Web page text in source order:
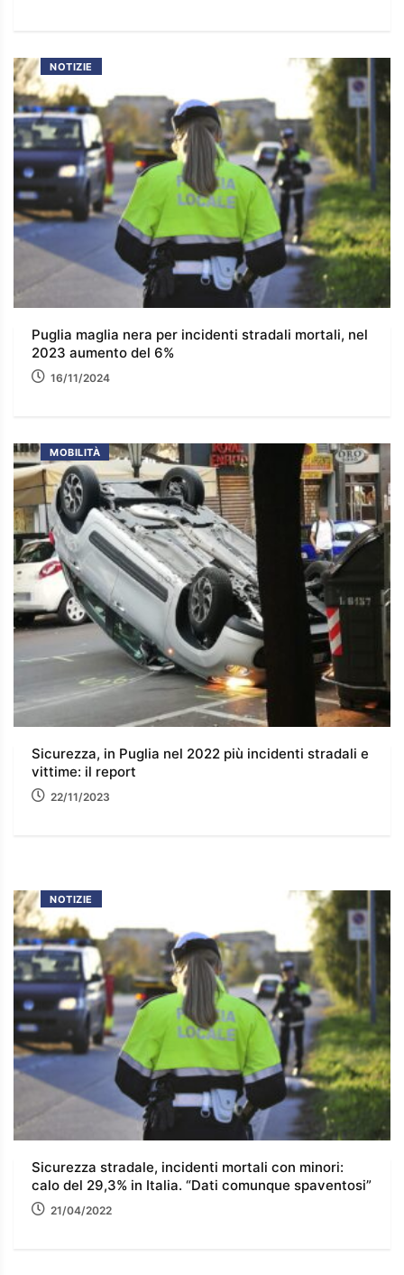
NOTIZIE
Puglia maglia nera per incidenti stradali mortali, nel
2023 aumento del 6%
16/11/2024
MOBILITÀ
Sicurezza, in Puglia nel 2022 più incidenti stradali e
vittime: il report
22/11/2023
NOTIZIE
Sicurezza stradale, incidenti mortali con minori:
calo del 29,3% in Italia. “Dati comunque spaventosi”
21/04/2022